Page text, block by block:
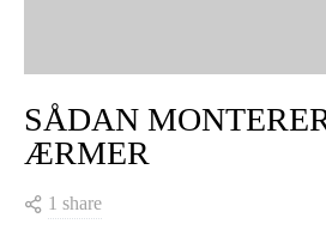
SÅDAN
ÆRMER
1 share